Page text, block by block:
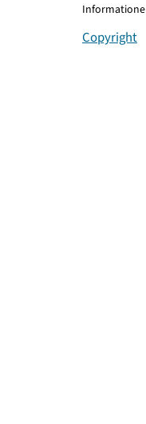
Copyright